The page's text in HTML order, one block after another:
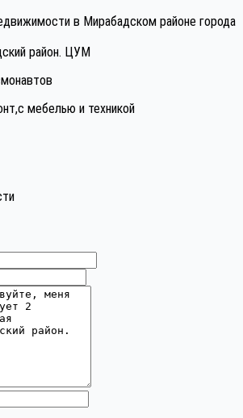
в Мирабадском районе города
район. ЦУМ
мебелью и техникой